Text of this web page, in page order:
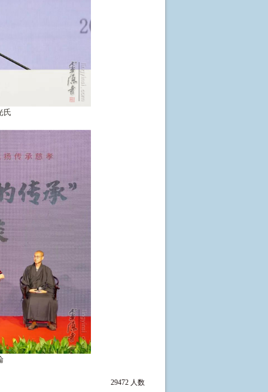
氏
29472 人数